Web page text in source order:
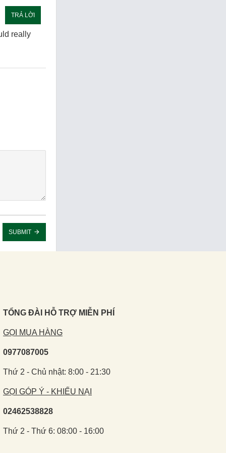
TRẢ LỜI
really
SUBMIT
TỔNG ĐÀI HỖ TRỢ MIỄN PHÍ
GỌI MUA HÀNG
0977087005
Thứ 2 - Chủ nhật: 8:00 - 21:30
GỌI GÓP Ý - KHIẾU NẠI
02462538828
Thứ 2 - Thứ 6: 08:00 - 16:00